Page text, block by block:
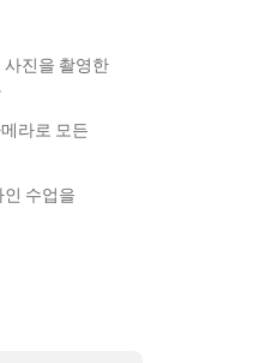
진을 촬영한
라로 모든
수업을